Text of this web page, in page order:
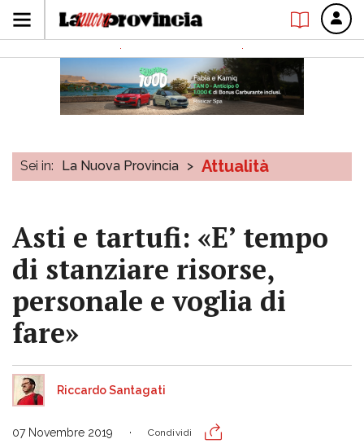
Sei in: La Nuova Provincia > Attualità
Asti e tartufi: «E’ tempo
di stanziare risorse,
personale e voglia di
fare»
Riccardo Santagati
07 Novembre 2019 Condividi